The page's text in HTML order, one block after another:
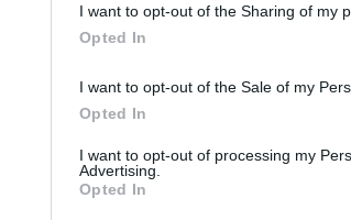
I want to opt-out of the Sharing of my
Opted In
I want to opt-out of the Sale of my
Opted In
I want to opt-out of processing my
Advertising.
Opted In